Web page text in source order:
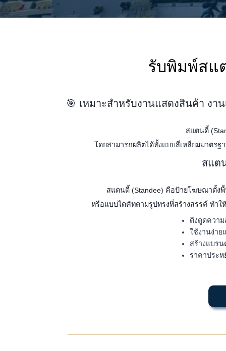
รับพิมพ์สแ
🎯 เหมาะสำหรับงานแสดงสินค้า ง
สแตนดี้
โดยสามารถผลิตได้ทั้งแบบสี่เหลี่ยมมาตร
สแต
สแตนดี้ (Standee) คือป้ายโฆษณาตั้ง
หรือแบบไดคัทตามรูปทรงที่สร้างสรรค์ ทำ
ดึงดูดควา
ใช้งานง่าย
สร้างแบร
ราคาประ